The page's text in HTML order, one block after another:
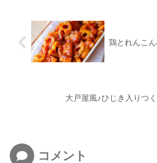
鶏とれんこ
大戸屋風♪ひじき入りつ
コメント